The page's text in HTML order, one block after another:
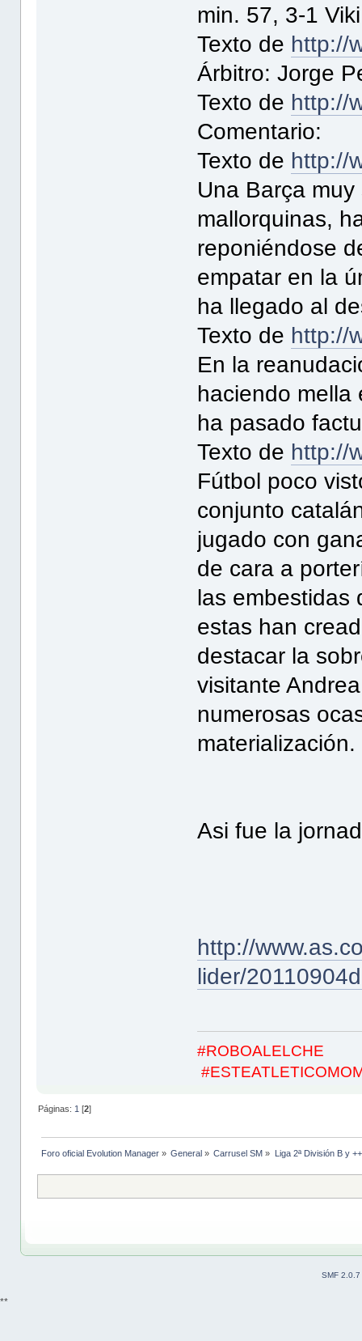
min. 57, 3-1
Texto de http://
Árbitro: Jorge
Texto de http://
Comentario:
Texto de http://
Una Barça
mallorquinas,
reponiéndose
empatar en la
ha llegado al
Texto de http://
En la
haciendo mella
ha pasado
Texto de http://
Fútbol poco
conjunto
jugado con
de cara a
las
estas han
destacar la
visitante
numerosas
materialización.
Asi fue la
http://
lider/
#ROBOALELCHE
Páginas: 1 [2]
Foro oficial Evolution Manager» General » Carrusel SM » Liga 2ª División B y
SMF 2.0.7
**